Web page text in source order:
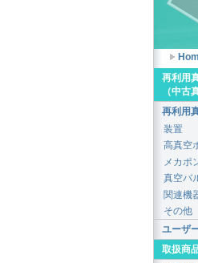
再利用
（中古
再利用
装置
高真空
メカポ
真空バ
関連機
その他
ユーザ
取扱商